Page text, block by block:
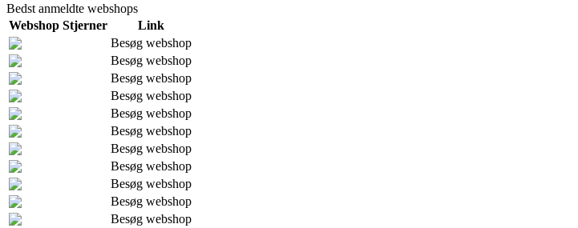
Bedst anmeldte webshops
Webshop Stjerner
Link
Besøg webshop
Besøg webshop
Besøg webshop
Besøg webshop
Besøg webshop
Besøg webshop
Besøg webshop
Besøg webshop
Besøg webshop
Besøg webshop
Besøg webshop